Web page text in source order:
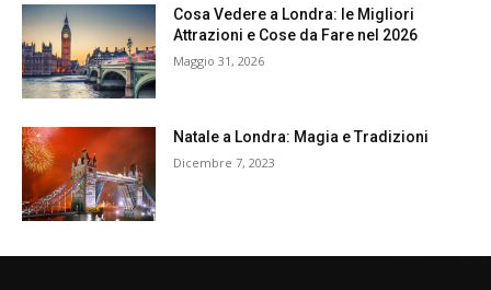
Cosa Vedere a Londra: le Migliori
Attrazioni e Cose da Fare nel 2026
Maggio 31, 2026
Natale a Londra: Magia e Tradizioni
Dicembre 7, 2023